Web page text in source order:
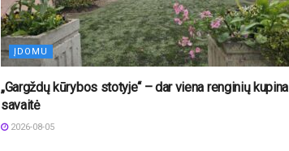
ĮDOMU
„Gargždų kūrybos stotyje“ – dar viena renginių kupina
savaitė
2026-08-05